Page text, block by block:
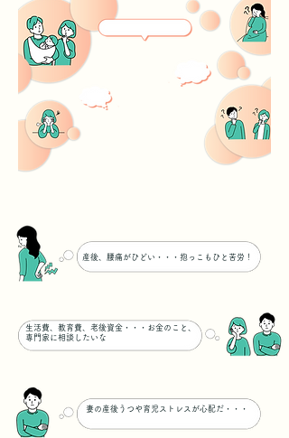
産後、腰痛がひどい・・・抱っこもひと苦労！
妻の産後うつや育児ストレスが心配だ・・・
生活費、教育費、老後資金・・・お金のこと、
専門家に相談したいな